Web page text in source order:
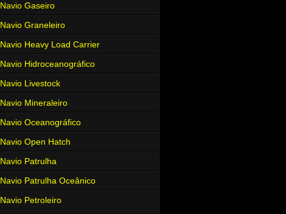
Navio Gaseiro
Navio Graneleiro
Navio Heavy Load Carrier
Navio Hidroceanográfico
Navio Livestock
Navio Mineraleiro
Navio Oceanográfico
Navio Open Hatch
Navio Patrulha
Navio Patrulha Oceânico
Navio Petroleiro